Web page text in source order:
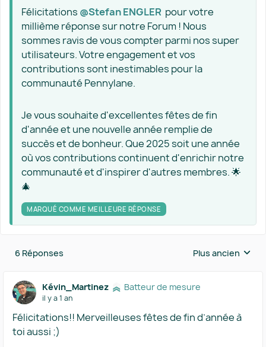
Félicitations ​ @Stefan ENGLER pour votre
millième réponse sur notre Forum ! Nous
sommes ravis de vous compter parmi nos super
utilisateurs. Votre engagement et vos
contributions sont inestimables pour la
communauté Pennylane.
Je vous souhaite d'excellentes fêtes de fin
d'année et une nouvelle année remplie de
succès et de bonheur. Que 2025 soit une année
où vos contributions continuent d'enrichir notre
communauté et d'inspirer d'autres membres. 🌟
🎄
MARQUÉ COMME MEILLEURE RÉPONSE
6 Réponses Réponses triées
Plus ancien
Kévin_Martinez Batteur de mesure
il y a 1 an
Félicitations!! Merveilleuses fêtes de fin d’année à
toi aussi ;)